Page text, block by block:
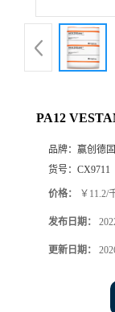
品
厅
PA12
品牌： 赢创德
货号： CX9711
价格： ￥11.2/
发布日期：
更新日期：